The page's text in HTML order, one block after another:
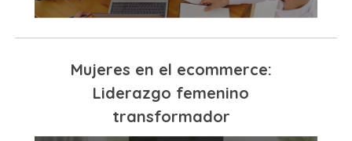
Mujeres en el ecommerce:
Liderazgo femenino
transformador